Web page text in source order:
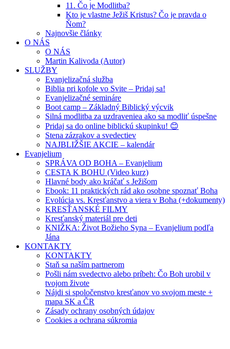
11. Čo je Modlitba?
Kto je vlastne Ježiš Kristus? Čo je pravda o
Ňom?
Najnovšie články
O NÁS
O NÁS
Martin Kalivoda (Autor)
SLUŽBY
Evanjelizačná služba
Biblia pri kofole vo Svite – Pridaj sa!
Evanjelizačné semináre
Boot camp – Základný Biblický výcvik
Silná modlitba za uzdraveniea ako sa modliť úspešne
Pridaj sa do online biblickú skupinku! 😊
Stena zázrakov a svedectiev
NAJBLIŽŠIE AKCIE – kalendár
Evanjelium
SPRÁVA OD BOHA – Evanjelium
CESTA K BOHU (Video kurz)
Hlavné body ako kráčať s Ježišom
Ebook: 11 praktických rád ako osobne spoznať Boha
Evolúcia vs. Kresťanstvo a viera v Boha (+dokumenty)
KRESŤANSKÉ FILMY
Kresťanský materiál pre deti
KNIŽKA: Život Božieho Syna – Evanjelium podľa
Jána
KONTAKTY
KONTAKTY
Staň sa naším partnerom
Pošli nám svedectvo alebo príbeh: Čo Boh urobil v
tvojom živote
Nájdi si spoločenstvo kresťanov vo svojom meste +
mapa SK a ČR
Zásady ochrany osobných údajov
Cookies a ochrana súkromia